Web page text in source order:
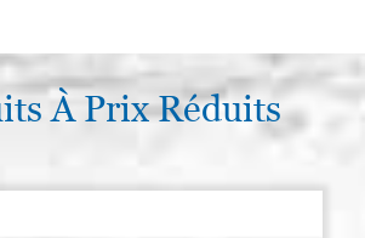
À Prix Réduits